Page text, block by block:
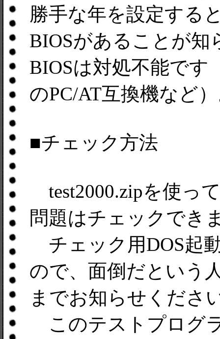
勝手な年を設定する
BIOSがあることが
BIOSは対処不能です
のPC/AT互換機など
■チェック方法
test2000.zipを使っ
問題はチェックでき
チェック用DOS起
ので、面倒だという
までお知らせくださ
このテストプログ